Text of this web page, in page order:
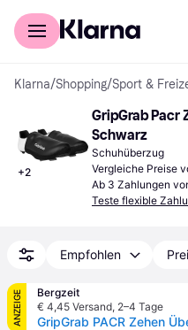
Für Shopper
Klarna/Shopping/Sport &
+2
GripGrab Pacr
Schwarz
Schuhüberzug
Vergleiche Preise
Ab 3 Zahlungen
Teste flexible
Empfohlen
ANZEIGE
Bergzeit
€ 4,45 Versand, 2–4 Tage